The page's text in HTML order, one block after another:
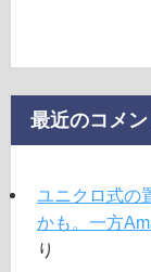
最近のコメン
ユニクロ式の
かも。一方
り